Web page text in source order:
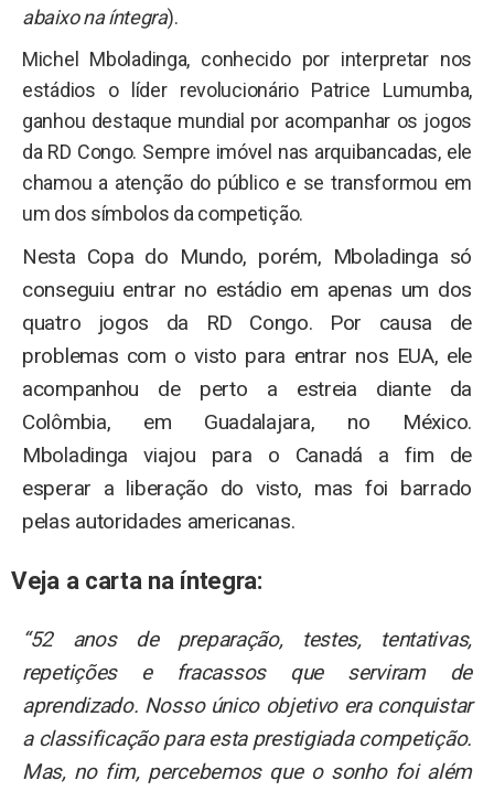
abaixo na íntegra).
Michel Mboladinga, conhecido por interpretar nos
estádios o líder revolucionário Patrice Lumumba,
ganhou destaque mundial por acompanhar os jogos
da RD Congo. Sempre imóvel nas arquibancadas, ele
chamou a atenção do público e se transformou em
um dos símbolos da competição.
Nesta Copa do Mundo, porém, Mboladinga só
conseguiu entrar no estádio em apenas um dos
quatro jogos da RD Congo. Por causa de
problemas com o visto para entrar nos EUA, ele
acompanhou de perto a estreia diante da
Colômbia, em Guadalajara, no México.
Mboladinga viajou para o Canadá a fim de
esperar a liberação do visto, mas foi barrado
pelas autoridades americanas.
Veja a carta na íntegra:
“52 anos de preparação, testes, tentativas,
repetições e fracassos que serviram de
aprendizado. Nosso único objetivo era conquistar
a classificação para esta prestigiada competição.
Mas, no fim, percebemos que o sonho foi além